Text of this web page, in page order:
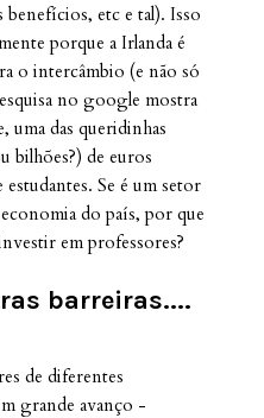
etc e tal). Isso
porque a Irlanda é
o intercâmbio (e não só
no google mostra
uma das queridinhas
bilhões?) de euros
estudantes. Se é um setor
do país, por que
em professores?
barreiras....
de diferentes
grande avanço -